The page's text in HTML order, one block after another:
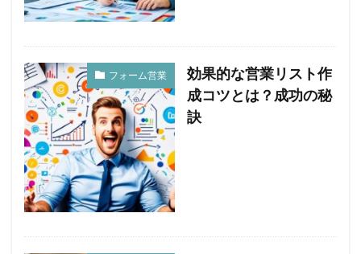
フォーム営業
効果的な営業リスト作
成コツとは？成功の秘
訣